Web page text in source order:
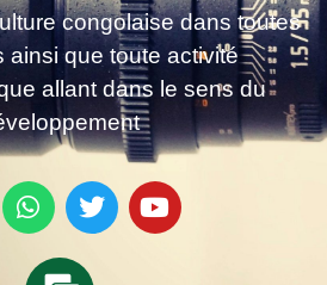
congolaise dans toutes
ainsi que toute activité
allant dans le sens du